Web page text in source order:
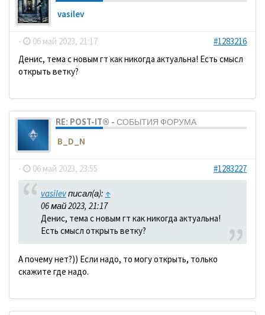
vasilev
- 06 май 2023, 21:17
#1283216
Денис, тема с новым гт как никогда актуальна! Есть смысл
открыть ветку?
RE: POST-IT® - СОБЫТИЯ ФОРУМА
B_D_N
- 06 май 2023, 23:55 #1283227
vasilevписал(а): ↑
06 май 2023, 21:17
Денис, тема с новым гт как никогда актуальна!
Есть смысл открыть ветку?
А почему нет?)) Если надо, то могу открыть, только
скажите где надо.